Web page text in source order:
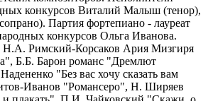
конкурсов Виталий Малыш (тенор),
Партия фортепиано - лауреат
конкурсов Ольга Иванова.
Н.А. Римский-Корсаков Ария Мизгиря
Б.Б. Барон романс "Дремлют
"Без вас хочу сказать вам
Иванов "Романсеро", Н. Ширяев